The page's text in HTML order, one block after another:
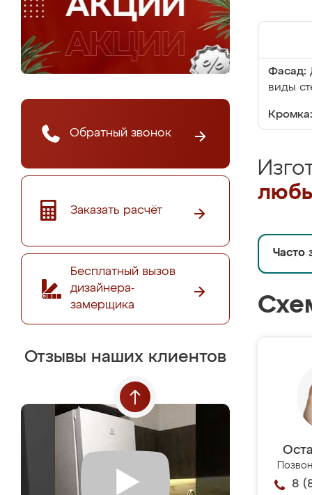
Обратный звонок
Заказать расчёт
Бесплатный вызов
дизайнера-
замерщика
Отзывы наших клиентов
Фасад:
виды
Кромка:
Часто
8